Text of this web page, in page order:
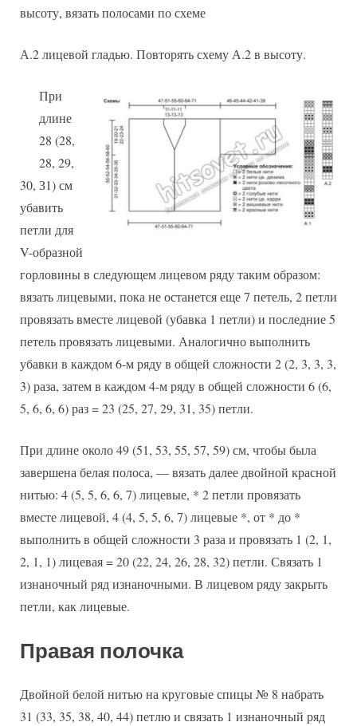
высоту, вязать полосами по схеме
А.2 лицевой гладью. Повторять схему А.2 в высоту.
При
длине
28 (28,
28, 29,
30, З1) см
убавить
петли для
V-образной
горловины в следующем лицевом ряду таким образом:
вязать лицевыми, пока не останется еще 7 петель, 2 петли
провязать вместе лицевой (убавка 1 петли) и последние 5
петель провязать лицевыми. Аналогично выполнить
убавки в каждом 6-м ряду в общей сложности 2 (2, 3, 3, 3,
3) раза, затем в каждом 4-м ряду в общей сложности 6 (6,
5, 6, 6, 6) раз = 23 (25, 27, 29, 31, 35) петли.
При длине около 49 (51, 53, 55, 57, 59) см, чтобы была
завершена белая полоса, — вязать далее двойной красной
нитью: 4 (5, 5, 6, 6, 7) лицевые, * 2 петли провязать
вместе лицевой, 4 (4, 5, 5, 6, 7) лицевые *, от * до *
выполнить в общей сложности 3 раза и провязать 1 (2, 1,
2, 1, 1) лицевая = 20 (22, 24, 26, 28, 32) петли. Связать 1
изнаночный ряд изнаночными. В лицевом ряду закрыть
петли, как лицевые.
Правая полочка
Двойной белой нитью на круговые спицы № 8 набрать
31 (33, 35, 38, 40, 44) петлю и связать 1 изнаночный ряд